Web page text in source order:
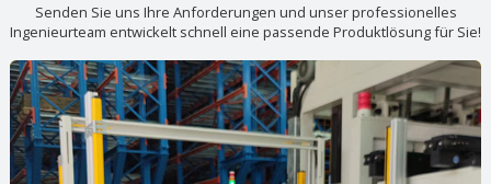
Senden Sie uns Ihre Anforderungen und unser professionelles
Ingenieurteam entwickelt schnell eine passende Produktlösung für Sie!